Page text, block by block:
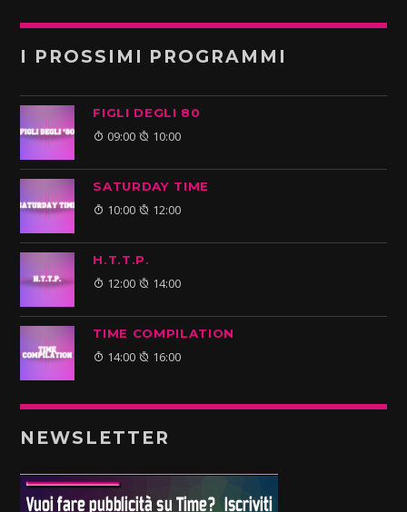
I PROSSIMI PROGRAMMI
FIGLI DEGLI 80
09:00 10:00
SATURDAY TIME
10:00 12:00
H.T.T.P.
12:00 14:00
TIME COMPILATION
14:00 16:00
NEWSLETTER